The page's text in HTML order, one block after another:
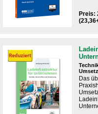
Preis:
Das